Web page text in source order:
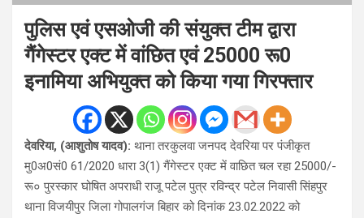
पुलिस एवं एसओजी की संयुक्त टीम द्वारा
गैंगेस्टर एक्ट में वांछित एवं 25000 रू0
इनामिया अभियुक्त को किया गया गिरफ्तार
देवरिया, (आशुतोष यादव): थाना तरकुलवा जनपद देवरिया पर पंजीकृत
मु0अ0सं0 61/2020 धारा 3(1) गैंगेस्टर एक्ट में वाछित चल रहा 25000/-
रू० पुरस्कार घोषित अपराधी राजू पटेल पुत्र रविन्द्र पटेल निवासी सिंहपुर
थाना विजयीपुर जिला गोपालगंज बिहार को दिनांक 23.02.2022 को